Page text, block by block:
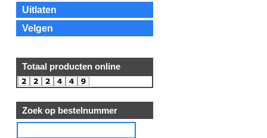
Uitlaten
Velgen
Totaal producten online
Zoek op bestelnummer